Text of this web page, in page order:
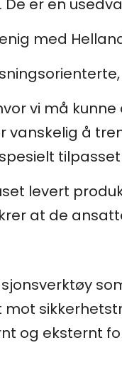
er en
med
vi må
vanskelig å
tilpasset
levert
at de
og eksternt